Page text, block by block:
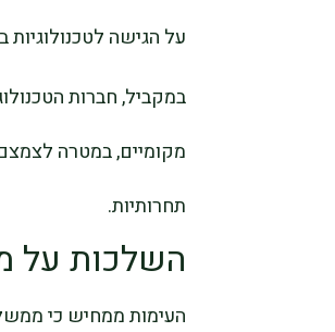
על הגישה לטכנולוגיות
במקביל, חברות
תחרותיות.
השלכות על